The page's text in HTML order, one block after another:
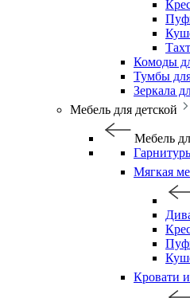
Комоды
Тумбы
Зеркала
Мебель для детской
Мебель
Мягкая
Кровати